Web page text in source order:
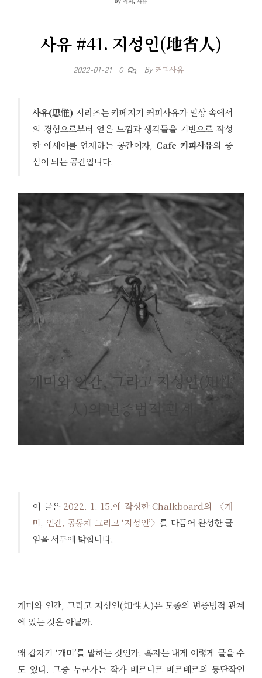
사유 #41. 지성인(地省人)
2022-01-21 0 By 커피사유
사유(思惟) 시리즈는 카페지기 커피사유가 일상 속에서
의 경험으로부터 얻은 느낌과 생각들을 기반으로 작성
한 에세이를 연재하는 공간이자, Cafe 커피사유의 중
심이 되는 공간입니다.
개미와 인간, 그리고 지성인(知性
人)의 변증법적 관계
이 글은 2022. 1. 15.에 작성한 Chalkboard의 〈개
미, 인간, 공동체 그리고 ‘지성인’〉를 다듬어 완성한 글
임을 서두에 밝힙니다.
개미와 인간, 그리고 지성인(知性人)은 모종의 변증법적 관계
에 있는 것은 아닐까.
왜 갑자기 ‘개미’를 말하는 것인가, 혹자는 내게 이렇게 물을 수
도 있다. 그중 누군가는 작가 베르나르 베르베르의 등단작인